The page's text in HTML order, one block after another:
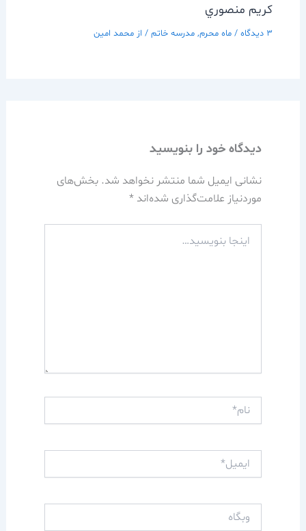
كريم منصوري
3 دیدگاه / ماه محرم, مدرسه خاتم/ از محمد امین
دیدگاه‌ خود را بنویسید
نشانی ایمیل شما منتشر نخواهد شد. بخش‌های
موردنیاز علامت‌گذاری شده‌اند *
بنویسید…